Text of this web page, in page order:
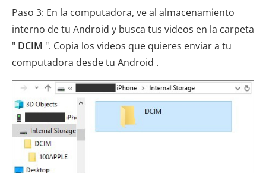
Paso 3: En la computadora, ve al almacenamiento
interno de tu Android y busca tus videos en la carpeta
" DCIM ". Copia los videos que quieres enviar a tu
computadora desde tu Android .